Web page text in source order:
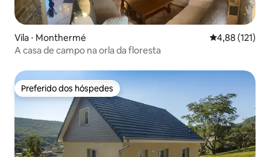
Vila ⋅ Monthermé 4,88 de uma
4,88 (121)
A casa de campo na orla da floresta
Preferido dos hóspedes
Preferido dos hóspedes